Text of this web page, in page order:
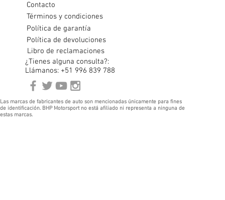
Contacto
Términos y condiciones
Política de garantía
Política de devoluciones
Libro de reclamaciones
¿Tienes alguna consulta?:
Llámanos: +51 996 839 788
Las marcas de fabricantes de auto son mencionadas únicamente para fines
de identificación. BHP Motorsport no está afiliado ni representa a ninguna de
estas marcas.